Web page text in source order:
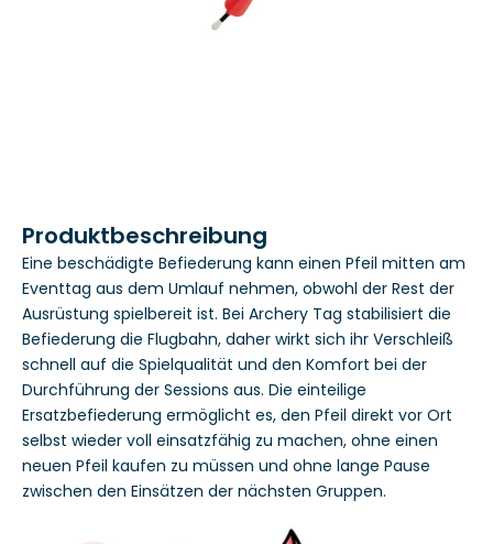
Produktbeschreibung
Eine beschädigte Befiederung kann einen Pfeil mitten am
Eventtag aus dem Umlauf nehmen, obwohl der Rest der
Ausrüstung spielbereit ist. Bei Archery Tag stabilisiert die
Befiederung die Flugbahn, daher wirkt sich ihr Verschleiß
schnell auf die Spielqualität und den Komfort bei der
Durchführung der Sessions aus. Die einteilige
Ersatzbefiederung ermöglicht es, den Pfeil direkt vor Ort
selbst wieder voll einsatzfähig zu machen, ohne einen
neuen Pfeil kaufen zu müssen und ohne lange Pause
zwischen den Einsätzen der nächsten Gruppen.